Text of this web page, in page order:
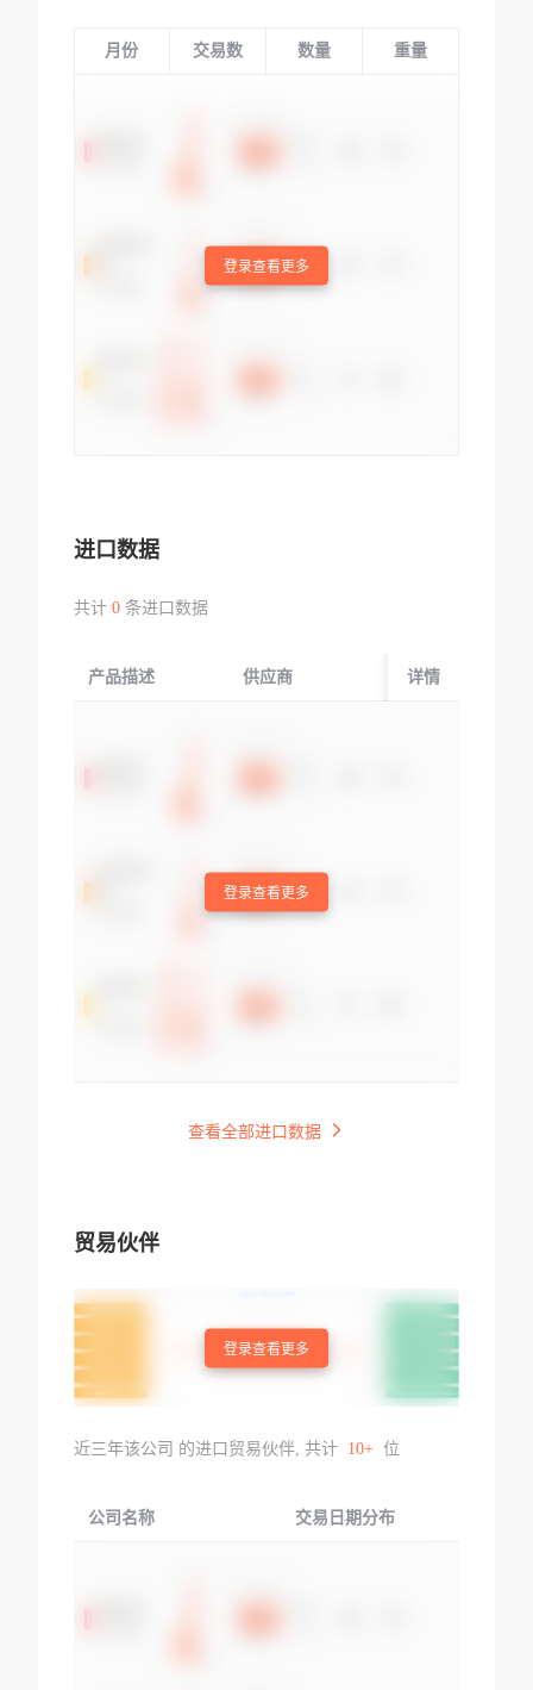
月份 交易数 数量 重量
登录查看更多
进口数据
共计 0条进口数据
产品描述 供应商 起运国/地区
详情
登录查看更多
查看全部进口数据
贸易伙伴
登录查看更多
近三年该公司 的进口贸易伙伴, 共计 10+ 位
公司名称 交易日期分布